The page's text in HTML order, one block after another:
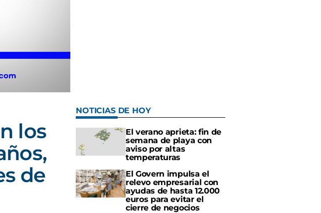
los
de
NOTICIAS DE HOY
El verano aprieta: fin de
semana de playa con
aviso por altas
temperaturas
El Govern impulsa el
relevo empresarial con
ayudas de hasta 12.000
euros para evitar el
cierre de negocios